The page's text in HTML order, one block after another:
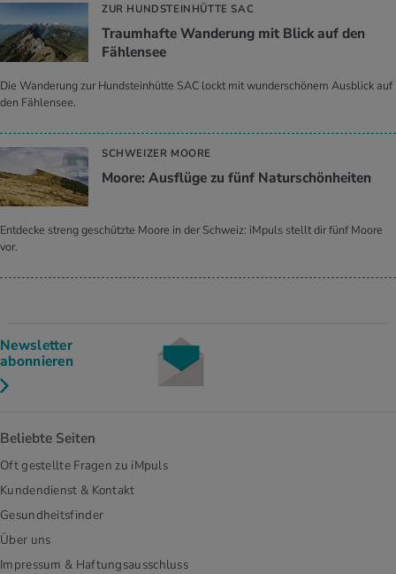
ZUR HUNDSTEINHÜTTE SAC
Traumhafte Wanderung mit Blick auf den
Fählensee
Die Wanderung zur Hundsteinhütte SAC lockt mit wunderschönem Ausblick auf
den Fählensee.
SCHWEIZER MOORE
Moore: Ausflüge zu fünf Naturschönheiten
Entdecke streng geschützte Moore in der Schweiz: iMpuls stellt dir fünf Moore
vor.
Newsletter
abonnieren
Beliebte Seiten
Oft gestellte Fragen zu iMpuls
Kundendienst & Kontakt
Gesundheitsfinder
Über uns
Impressum & Haftungsausschluss